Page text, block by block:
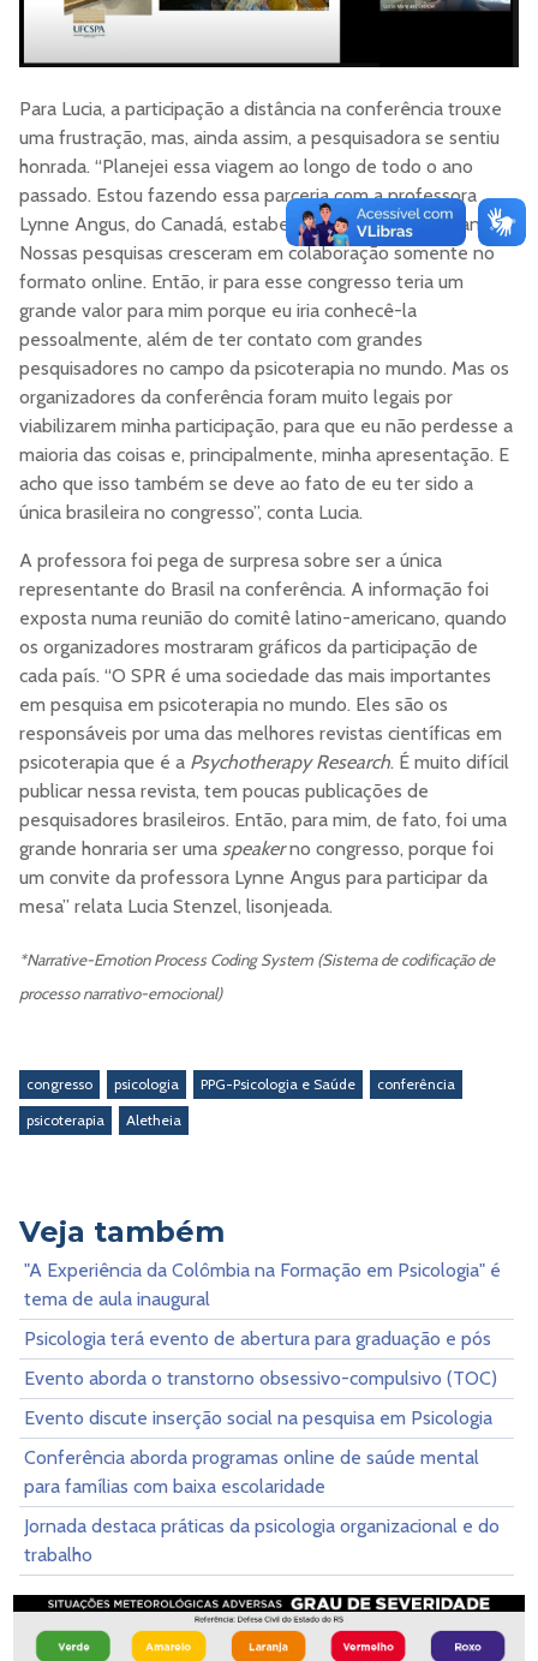
Para Lucia, a participação a distância na conferência trouxe
uma frustração, mas, ainda assim, a pesquisadora se sentiu
honrada. “Planejei essa viagem ao longo de todo o ano
passado. Estou fazendo essa parceria com a professora
Lynne Angus, do Canadá, estabelecida online há três anos.
Nossas pesquisas cresceram em colaboração somente no
formato online. Então, ir para esse congresso teria um
grande valor para mim porque eu iria conhecê-la
pessoalmente, além de ter contato com grandes
pesquisadores no campo da psicoterapia no mundo. Mas os
organizadores da conferência foram muito legais por
viabilizarem minha participação, para que eu não perdesse a
maioria das coisas e, principalmente, minha apresentação. E
acho que isso também se deve ao fato de eu ter sido a
única brasileira no congresso”, conta Lucia.
A professora foi pega de surpresa sobre ser a única
representante do Brasil na conferência. A informação foi
exposta numa reunião do comitê latino-americano, quando
os organizadores mostraram gráficos da participação de
cada país. “O SPR é uma sociedade das mais importantes
em pesquisa em psicoterapia no mundo. Eles são os
responsáveis por uma das melhores revistas científicas em
psicoterapia que é a Psychotherapy Research. É muito difícil
publicar nessa revista, tem poucas publicações de
pesquisadores brasileiros. Então, para mim, de fato, foi uma
grande honraria ser uma speakerno congresso, porque foi
um convite da professora Lynne Angus para participar da
mesa” relata Lucia Stenzel, lisonjeada.
*Narrative-Emotion Process Coding System (Sistema de codificação de
processo narrativo-emocional)
congresso psicologia PPG-Psicologia e Saúde
conferência
psicoterapia
Aletheia
Veja também
"A Experiência da Colômbia na Formação em Psicologia" é
tema de aula inaugural
Psicologia terá evento de abertura para graduação e pós
Evento aborda o transtorno obsessivo-compulsivo (TOC)
Evento discute inserção social na pesquisa em Psicologia
Conferência aborda programas online de saúde mental
para famílias com baixa escolaridade
Jornada destaca práticas da psicologia organizacional e do
trabalho